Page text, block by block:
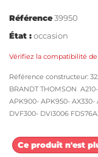
Référence39950
État :occasion
Vérifiez la compatibilité
Référence constructeur:
BRANDT THOMSON
APK900- APK950- AX330-
DVF300- DVI3006
Ce produit n'est